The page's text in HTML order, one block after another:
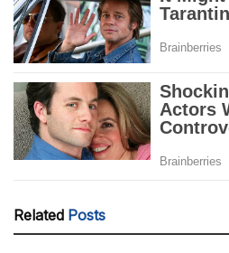
Related Posts